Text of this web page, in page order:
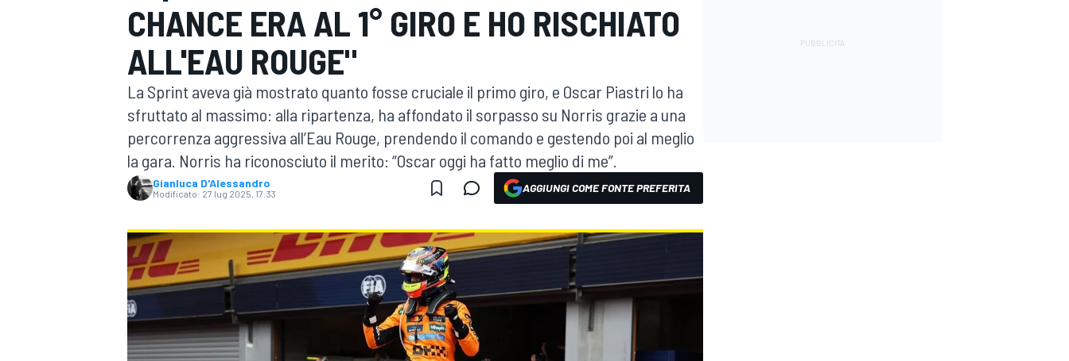
MOTOGP WEC
WRC
CHANCE ERA AL 1° GIRO E HO RISCHIATO
ALL'EAU ROUGE"
La Sprint aveva già mostrato quanto fosse cruciale il primo giro, e Oscar Piastri lo ha
sfruttato al massimo: alla ripartenza, ha affondato il sorpasso su Norris grazie a una
percorrenza aggressiva all’Eau Rouge, prendendo il comando e gestendo poi al meglio
la gara. Norris ha riconosciuto il merito: “Oscar oggi ha fatto meglio di me”.
Gianluca D'Alessandro
Modificato: 27 lug 2025, 17:33 AGGIUNGI COME FONTE PREFERITA